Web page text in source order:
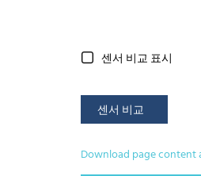
센서 비교 표시
센서 비교
Download page content